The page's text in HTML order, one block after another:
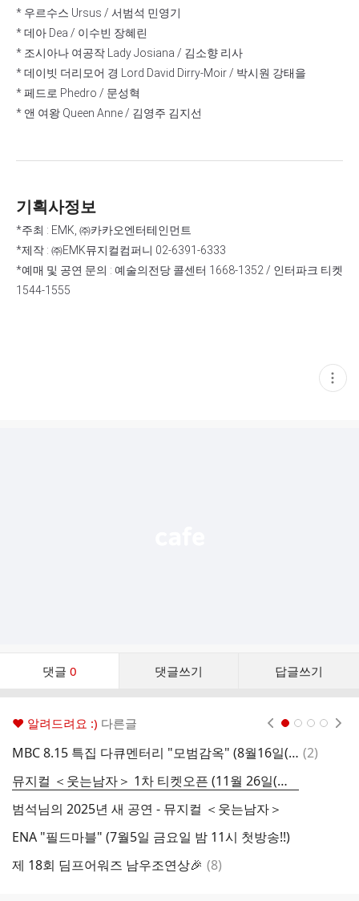
* 우르수스 Ursus / 서범석 민영기
* 데아 Dea / 이수빈 장혜린
* 조시아나 여공작 Lady Josiana / 김소향 리사
* 데이빗 더리모어 경 Lord David Dirry-Moir / 박시원 강태을
* 페드로 Phedro / 문성혁
* 앤 여왕 Queen Anne / 김영주 김지선
기획사정보
*주최 : EMK, ㈜카카오엔터테인먼트
*제작 : ㈜EMK뮤지컬컴퍼니 02-6391-6333
*예매 및 공연 문의 : 예술의전당 콜센터 1668-1352 / 인터파크 티켓
1544-1555
현
재
댓글 0 댓글쓰기 답글쓰기
댓
♥ 알려드려요 :) 다른글
MBC 8.15 특집 다큐멘터리 "모범감옥" (8월16일(토)/23일(토) 방송) 댓
(2)
뮤지컬 ＜웃는남자＞ 1차 티켓오픈 (11월 26일(화) 오전 11시)
범석님의 2025년 새 공연 - 뮤지컬 ＜웃는남자＞
ENA "필드마블" (7월5일 금요일 밤 11시 첫방송!!)
제 18회 딤프어워즈 남우조연상🎉 댓
(8)